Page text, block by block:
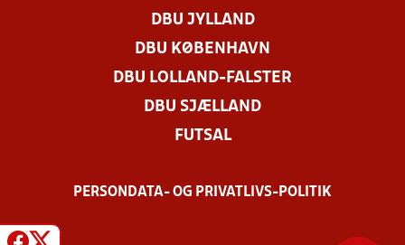
DBU JYLLAND
DBU KØBENHAVN
DBU LOLLAND-FALSTER
DBU SJÆLLAND
FUTSAL
PERSONDATA- OG PRIVATLIVS-POLITIK